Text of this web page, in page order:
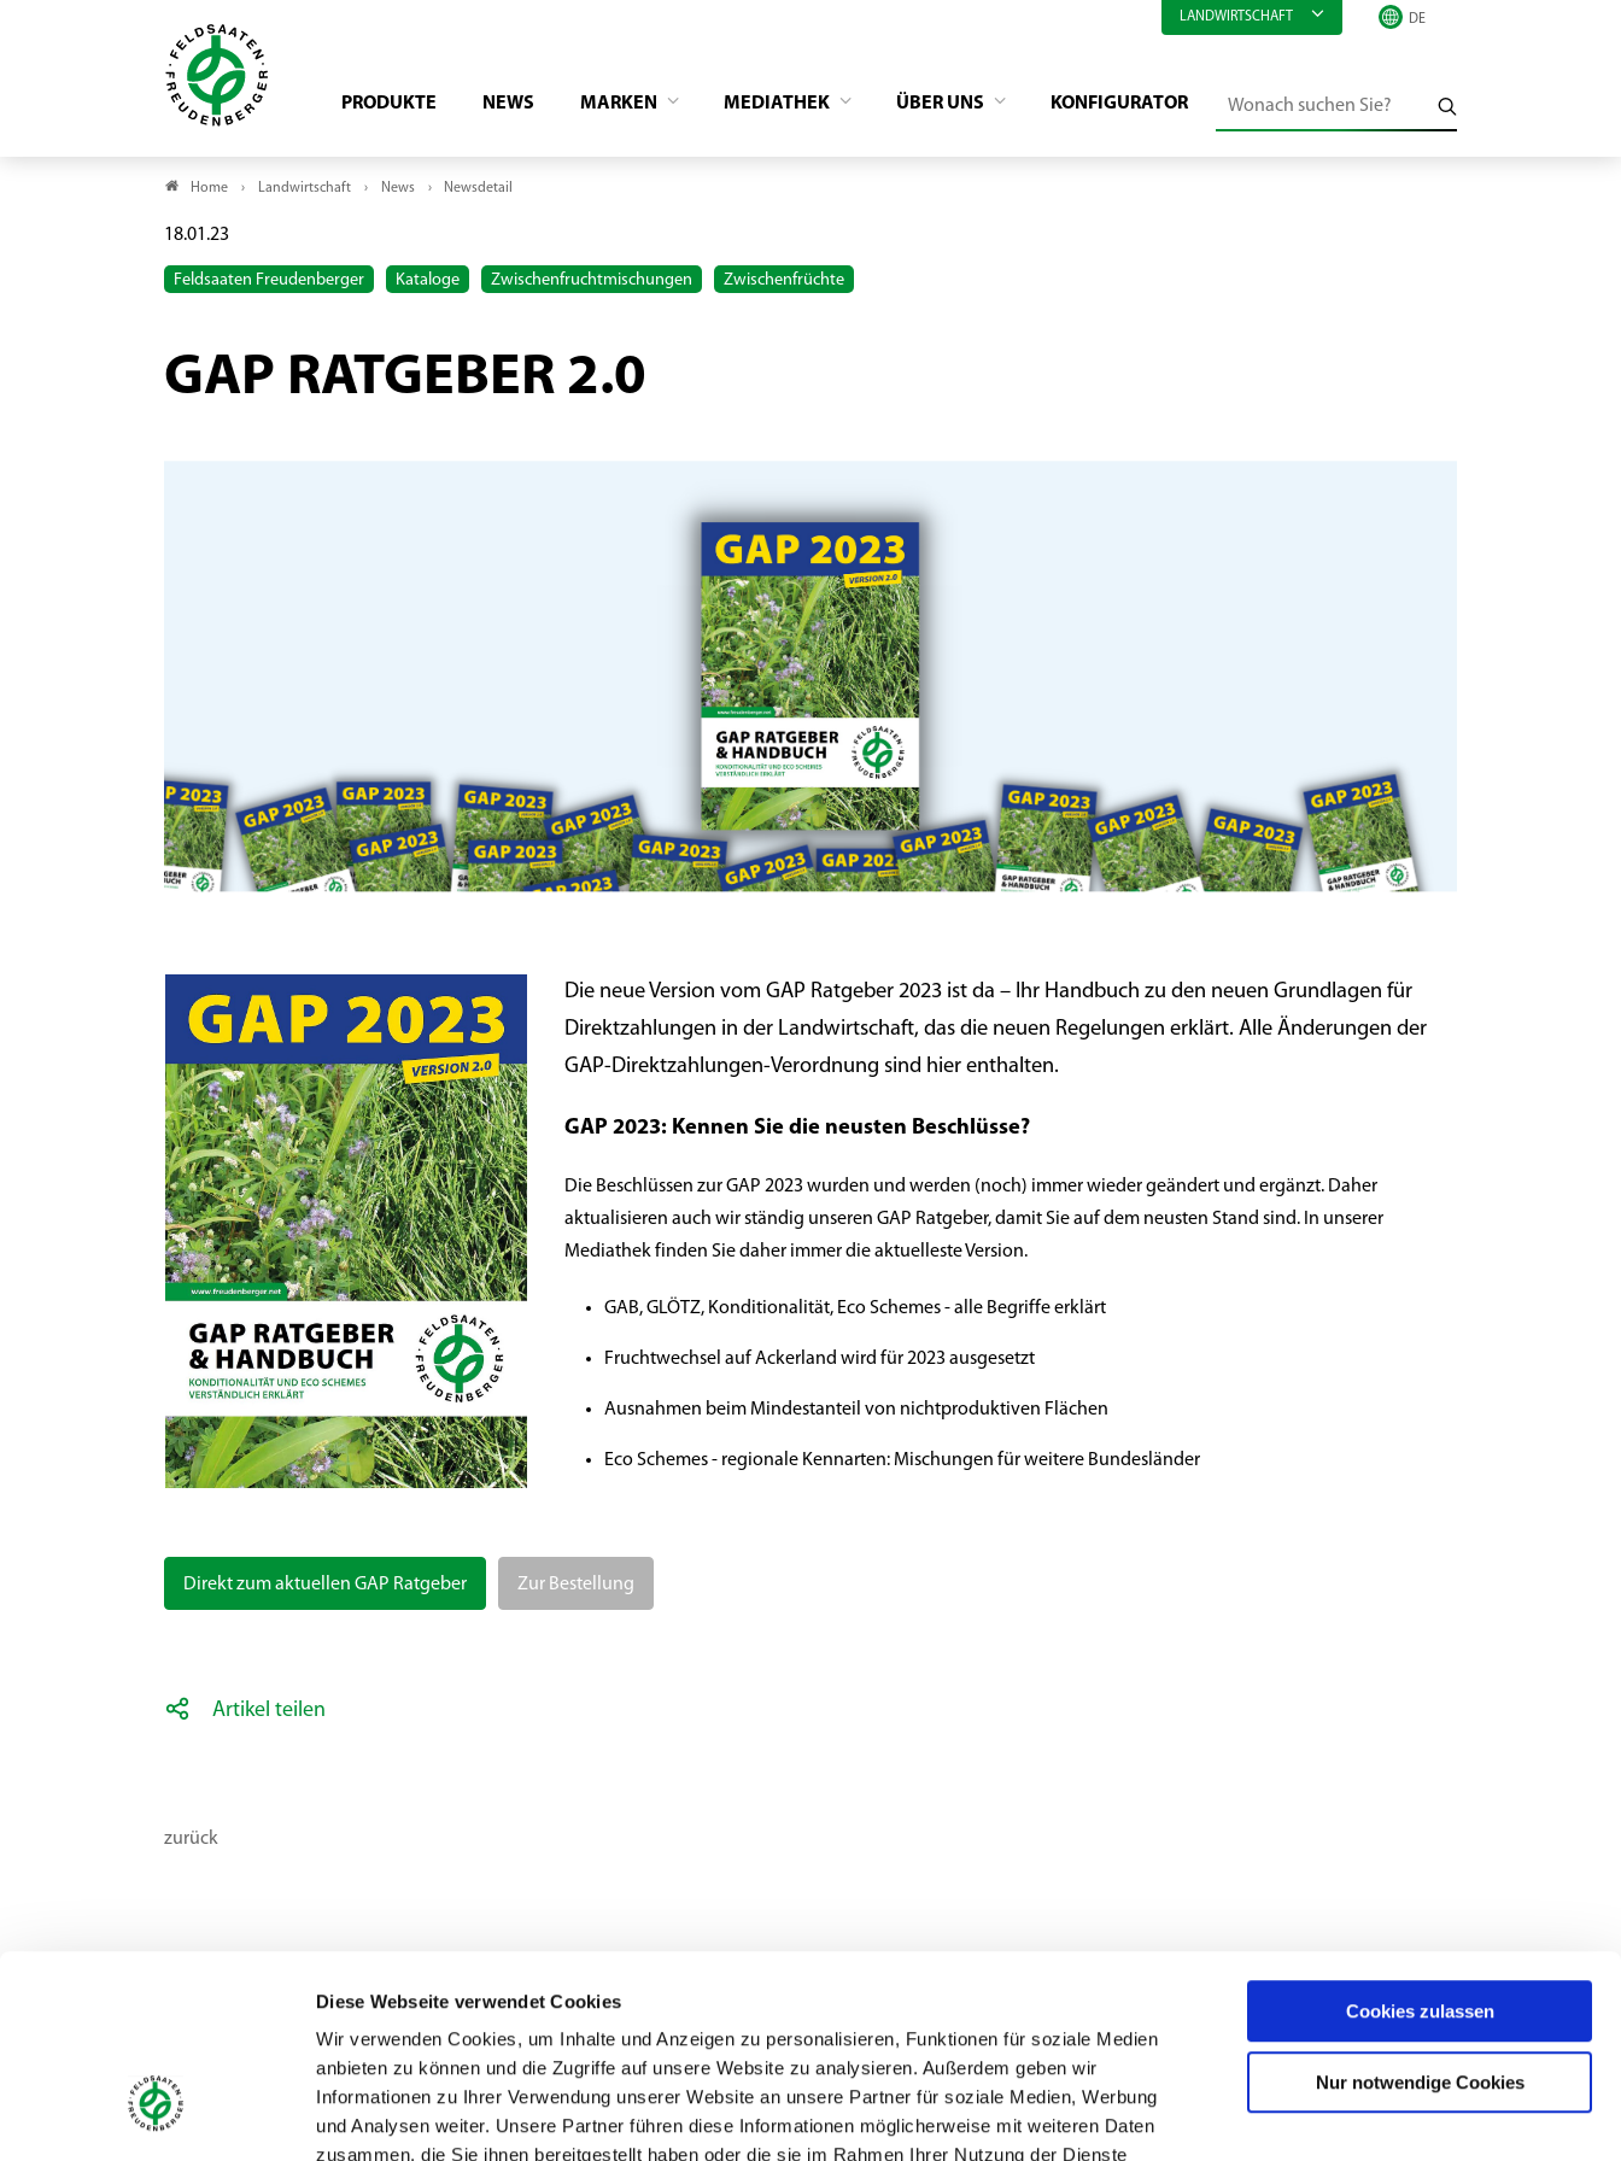
Diese Webseite verwendet Cookies
Wir verwenden Cookies, um Inhalte und Anzeigen zu personalisieren, Funktionen für soziale Medien
anbieten zu können und die Zugriffe auf unsere Website zu analysieren. Außerdem geben wir
Informationen zu Ihrer Verwendung unserer Website an unsere Partner für soziale Medien, Werbung
und Analysen weiter. Unsere Partner führen diese Informationen möglicherweise mit weiteren Daten
zusammen, die Sie ihnen bereitgestellt haben oder die sie im Rahmen Ihrer Nutzung der Dienste
Cookies zulassen
Nur notwendige Cookies
LANDWIRTSCHAFT
PRODUKTE NEWS MARKEN MEDIATHEK ÜBER UNS KONFIGURATOR
Home Landwirtschaft News Newsdetail
18.01.23
Feldsaaten Freudenberger Kataloge Zwischenfruchtmischungen Zwischenfrüchte
GAP RATGEBER 2.0
Die neue Version vom GAP Ratgeber 2023 ist da – Ihr Handbuch zu den neuen Grundlagen für
Direktzahlungen in der Landwirtschaft, das die neuen Regelungen erklärt. Alle Änderungen der
GAP-Direktzahlungen-Verordnung sind hier enthalten.
GAP 2023: Kennen Sie die neusten Beschlüsse?
Die Beschlüssen zur GAP 2023 wurden und werden (noch) immer wieder geändert und ergänzt. Daher
aktualisieren auch wir ständig unseren GAP Ratgeber, damit Sie auf dem neusten Stand sind. In unserer
Mediathek finden Sie daher immer die aktuelleste Version.
GAB, GLÖTZ, Konditionalität, Eco Schemes - alle Begriffe erklärt
Fruchtwechsel auf Ackerland wird für 2023 ausgesetzt
Ausnahmen beim Mindestanteil von nichtproduktiven Flächen
Eco Schemes - regionale Kennarten: Mischungen für weitere Bundesländer
Direkt zum aktuellen GAP Ratgeber Zur Bestellung
Artikel teilen
zurück
Kontakt
Feldsaaten Freudenberger GmbH & Co. KG
info@freudenberger.net
+49 2151 4417-0